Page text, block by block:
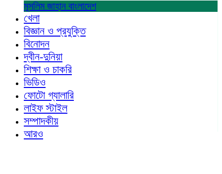
মুসলিম জাহান বাংলাদেশ
খেলা
বিজ্ঞান ও প্রযুক্তি
বিনোদন
দ্বীন-দুনিয়া
শিক্ষা ও চাকরি
ভিডিও
ফোটো গ্যালারি
লাইফ স্টাইল
সম্পাদকীয়
আরও